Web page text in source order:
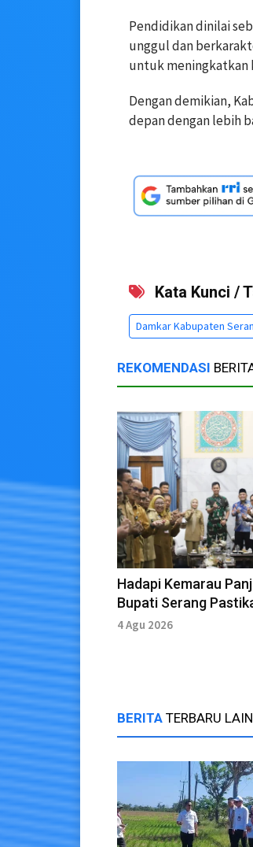
Pendidikan dinilai
unggul dan
untuk meningkatkan
Dengan demikian,
depan dengan lebih
Kata Kunci /
Damkar Kabupaten
REKOMENDASI
Hadapi Kemarau
Bupati Serang
Mitigasi Air Bersih
4 Agu 2026
BERITA TERBARU